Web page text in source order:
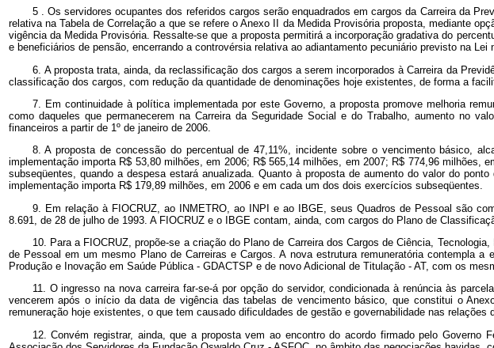
5 . Os servidores ocupantes dos referidos cargos serão enquadrados em cargos da Carreira da
relativa na Tabela de Correlação a que se refere o Anexo II da Medida Provisória proposta, mediante
vigência da Medida Provisória. Ressalte-se que a proposta permitirá a incorporação gradativa do
e beneficiários de pensão, encerrando a controvérsia relativa ao adiantamento pecuniário previsto na
6. A proposta trata, ainda, da reclassificação dos cargos a serem incorporados à Carreira da
classificação dos cargos, com redução da quantidade de denominações hoje existentes, de forma a
7. Em continuidade à política implementada por este Governo, a proposta promove melhoria
como daqueles que permanecerem na Carreira da Seguridade Social e do Trabalho, aumento no
financeiros a partir de 1º de janeiro de 2006.
8. A proposta de concessão do percentual de 47,11%, incidente sobre o vencimento básico,
implementação importa R$ 53,80 milhões, em 2006; R$ 565,14 milhões, em 2007; R$ 774,96
subseqüentes, quando a despesa estará anualizada. Quanto à proposta de aumento do valor do
implementação importa R$ 179,89 milhões, em 2006 e em cada um dos dois exercícios subseqüentes.
9. Em relação à FIOCRUZ, ao INMETRO, ao INPI e ao IBGE, seus Quadros de Pessoal são
8.691, de 28 de julho de 1993. A FIOCRUZ e o IBGE contam, ainda, com cargos do Plano de
10. Para a FIOCRUZ, propõe-se a criação do Plano de Carreira dos Cargos de Ciência,
de Pessoal em um mesmo Plano de Carreiras e Cargos. A nova estrutura remuneratória contempla
Produção e Inovação em Saúde Pública - GDACTSP e de novo Adicional de Titulação - AT, com os
11. O ingresso na nova carreira far-se-á por opção do servidor, condicionada à renúncia às
vencerem após o início da data de vigência das tabelas de vencimento básico, que constitui o
remuneração hoje existentes, o que tem causado dificuldades de gestão e governabilidade nas relações
12. Convém registrar, ainda, que a proposta vem ao encontro do acordo firmado pelo